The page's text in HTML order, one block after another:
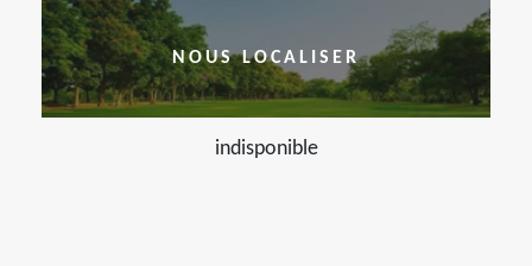
NOUS LOCALISER
indisponible